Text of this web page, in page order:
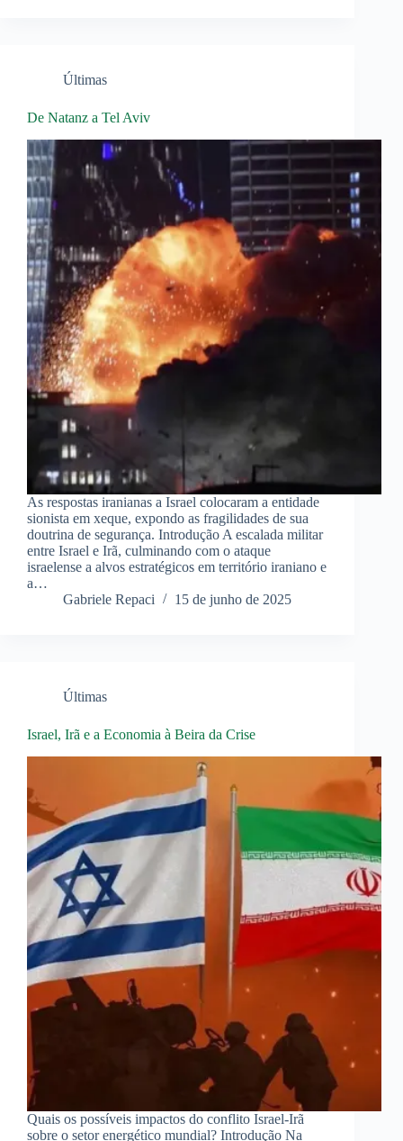
Últimas
De Natanz a Tel Aviv
As respostas iranianas a Israel colocaram a entidade
sionista em xeque, expondo as fragilidades de sua
doutrina de segurança. Introdução A escalada militar
entre Israel e Irã, culminando com o ataque
israelense a alvos estratégicos em território iraniano e
a…
Gabriele Repaci
15 de junho de 2025
Últimas
Israel, Irã e a Economia à Beira da Crise
Quais os possíveis impactos do conflito Israel-Irã
sobre o setor energético mundial? Introdução Na